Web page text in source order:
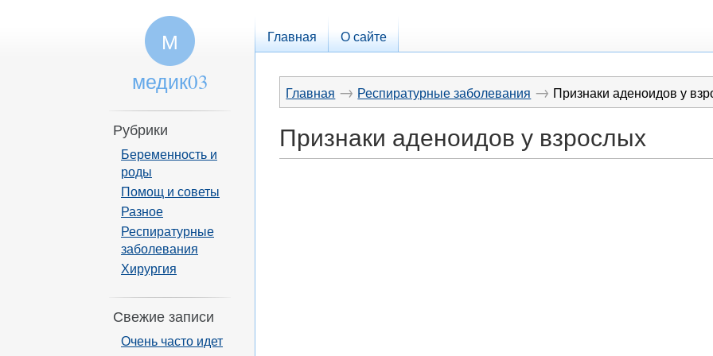
Главная О сайте
Главная → Респиратурные заболевания → Признаки аденоидов у
Признаки аденоидов у взрослых
М
медик03
Рубрики
Беременность и
роды
Помощ и советы
Разное
Респиратурные
заболевания
Хирургия
Свежие записи
Очень часто идет